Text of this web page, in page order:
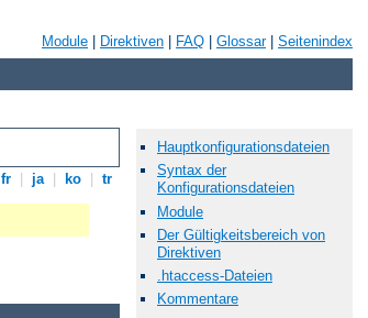
Module Direktiven FAQ Glossar| Seitenindex
fr ja ko tr
Hauptkonfigurationsdateien
Syntax der
Konfigurationsdateien
Module
Der Gültigkeitsbereich von
Direktiven
.htaccess-Dateien
Kommentare